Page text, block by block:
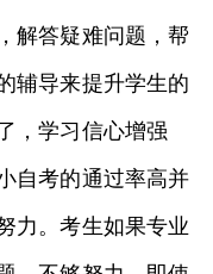
解答疑难问题，帮
辅导来提升学生的
，学习信心增强
自考的通过率高并
力。考生如果专业